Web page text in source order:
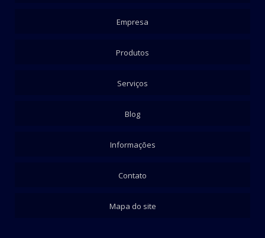
Empresa
Produtos
Serviços
Blog
Informações
Contato
Mapa do site